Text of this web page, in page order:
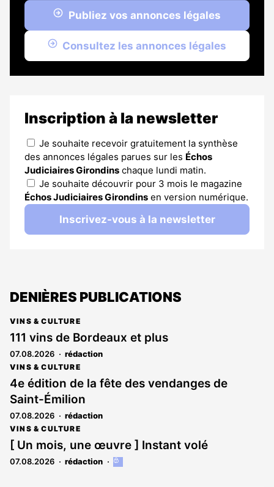
Publiez vos annonces légales
Consultez les annonces légales
Inscription à la newsletter
Je souhaite recevoir gratuitement la synthèse
des annonces légales parues sur les Échos
Judiciaires Girondins chaque lundi matin.
Je souhaite découvrir pour 3 mois le magazine
Échos Judiciaires Girondins en version numérique.
Inscrivez-vous à la newsletter
DENIÈRES PUBLICATIONS
VINS & CULTURE
111 vins de Bordeaux et plus
07.08.2026 rédaction
VINS & CULTURE
4e édition de la fête des vendanges de
Saint-Émilion
07.08.2026 rédaction
VINS & CULTURE
[ Un mois, une œuvre ] Instant volé
07.08.2026 rédaction
Cet